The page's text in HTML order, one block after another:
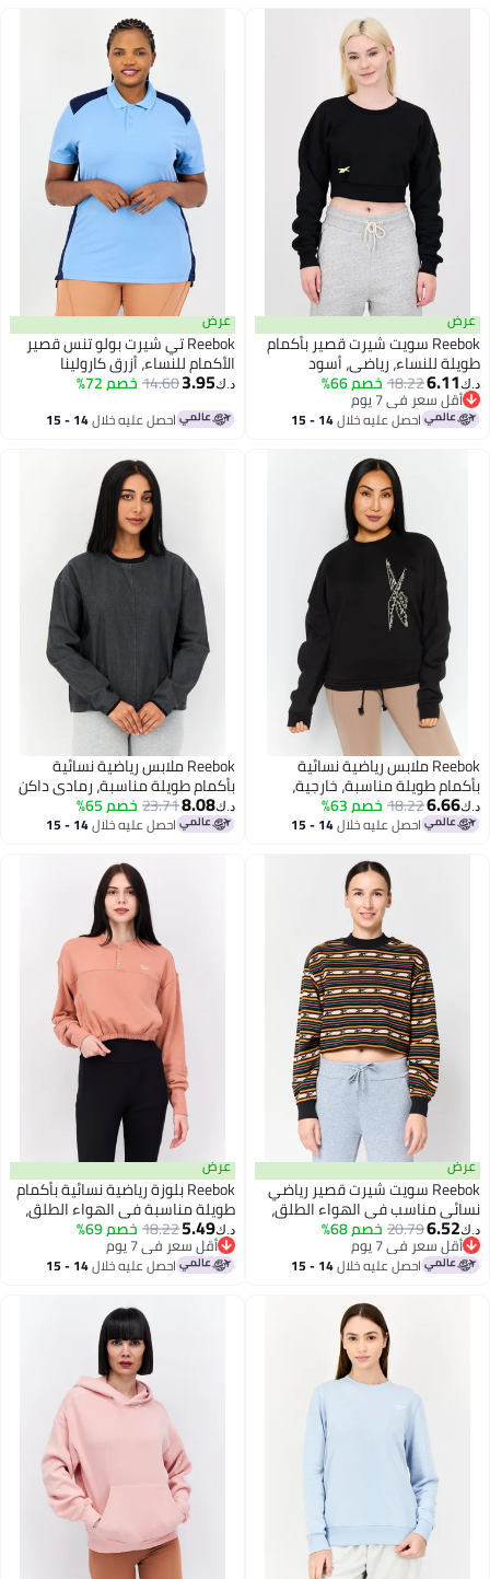
عرض
Reebok سويت شيرت قصير بأكمام
طويلة للنساء، رياضي، أسود
د.ك‏6.11
18.22خصم 66%
أقل سعر في 7 يوم
أقل سعر في 7 يوماحصل عليه خلال 14 - 15
اغسطس
عرض
Reebok تي شيرت بولو تنس قصير
الأكمام للنساء، أزرق كارولينا
د.ك‏3.95
14.60خصم 72%
احصل عليه خلال 14 - 15
اغسطس
Reebok ملابس رياضية نسائية
بأكمام طويلة مناسبة، خارجية،
سوداء
د.ك‏6.66
18.22خصم 63%
احصل عليه خلال 14 - 15
Reebok ملابس رياضية نسائية
بأكمام طويلة مناسبة، رمادي داكن
د.ك‏8.08
23.71خصم 65%
احصل عليه خلال 14 - 15
عرض
Reebok سويت شيرت قصير رياضي
نسائي مناسب في الهواء الطلق،
متعدد الألوان
د.ك‏6.52
20.79خصم 68%
أقل سعر في 7 يوم
أقل سعر في 7 يوماحصل عليه خلال 14 - 15
عرض
Reebok بلوزة رياضية نسائية بأكمام
طويلة مناسبة في الهواء الطلق،
سمك السلمون
د.ك‏5.49
18.22خصم 69%
أقل سعر في 7 يوم
أقل سعر في 7 يوماحصل عليه خلال 14 - 15